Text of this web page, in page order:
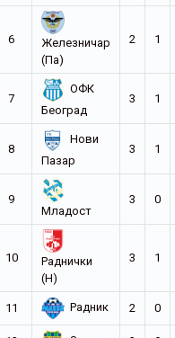
6
Железничар
(Па)
2 1
7
ОФК
Београд
3 1
8
Нови
Пазар
3 1
9
Младост
3 0
10
Раднички
(Н)
3 1
11 Радник 2 0